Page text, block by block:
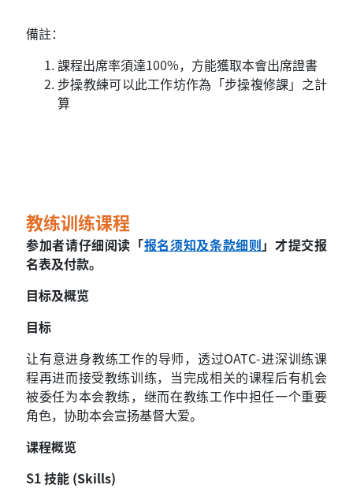
備註：
課程出席率須達100%，方能獲取本會出席證書
步操教練可以此工作坊作為「步操複修課」之計
算
教练训练课程
参加者请仔细阅读「报名须知及条款细则」才提交报
名表及付款。
目标及概览
目标
让有意进身教练工作的导师，透过OATC-进深训练课
程再进而接受教练训练，当完成相关的课程后有机会
被委任为本会教练，继而在教练工作中担任一个重要
角色，协助本会宣扬基督大爱。
课程概览
S1技能 (Skills)